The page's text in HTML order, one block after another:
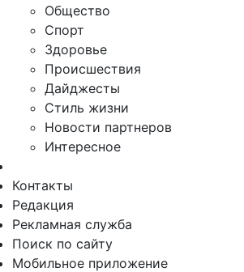
Общество
Спорт
Здоровье
Происшествия
Дайджесты
Стиль жизни
Новости партнеров
Интересное
Контакты
Редакция
Рекламная служба
Поиск по сайту
Мобильное приложение